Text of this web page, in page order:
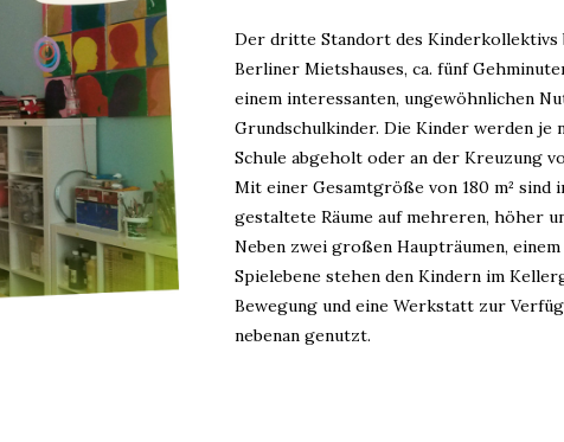
Der dritte Standort des Kinderkollektivs
Berliner Mietshauses, ca. fünf
einem interessanten, ungewöhnlichen
Grundschulkinder. Die Kinder werden je
Schule abgeholt oder an der Kreuzung
Mit einer Gesamtgröße von 180 m² sind
gestaltete Räume auf mehreren, höher
Neben zwei großen Haupträumen,
Spielebene stehen den Kindern im
Bewegung und eine Werkstatt zur
nebenan genutzt.